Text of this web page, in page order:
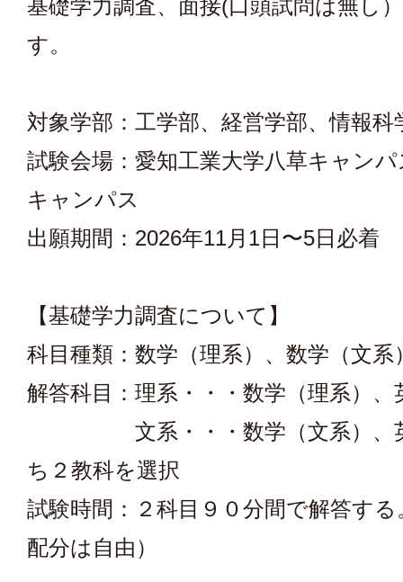
基礎学力調査、面接(口頭試問は無し
す。
対象学部：工学部、経営学部、情報科
試験会場：愛知工業大学八草キャン
キャンパス
出願期間：2026年11月1日〜5日必着
【基礎学力調査について】
科目種類：数学（理系）、数学（文系
解答科目：理系・・・数学（理系）、
文系・・・数学（文系）、英
ち２教科を選択
試験時間：２科目９０分間で解答す
配分は自由）